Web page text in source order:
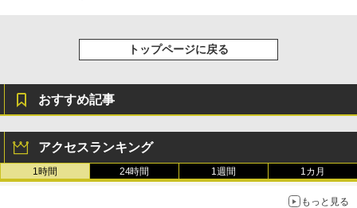
トップページに戻る
おすすめ記事
アクセスランキング
1時間 24時間 1週間 1カ月
もっと見る